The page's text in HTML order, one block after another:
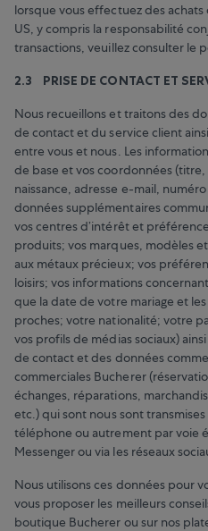
lorsque vous effectuez des
US, y compris la responsabilité
transactions, veuillez consulter le
2.3 PRISE DE CONTACT ET
Nous recueillons et traitons des
de contact et du service client
entre vous et nous. Les
de base et vos coordonnées
naissance, adresse e-mail,
données supplémentaires
vos centres d’intérêt et
produits; vos marques, modèles
aux métaux précieux; vos
loisirs; vos informations
que la date de votre mariage et
proches; votre nationalité; votre
vos profils de médias sociaux)
de contact et des données
commerciales Bucherer
échanges, réparations,
etc.) qui sont nous sont
téléphone ou autrement par voie
Messenger ou via les réseaux
Nous utilisons ces données pour
vous proposer les meilleurs
boutique Bucherer ou sur nos